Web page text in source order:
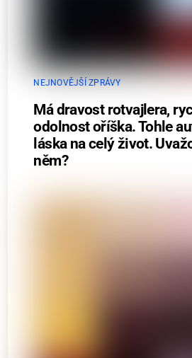
NEJNOVĚJŠÍ ZPRÁVY
Má dravost rotvajlera,
odolnost oříška. Tohle
láska na celý život.
něm?